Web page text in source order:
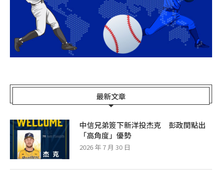
最新文章
中信兄弟簽下新洋投杰克 彭政閔點出
「高角度」優勢
2026 年 7 月 30 日